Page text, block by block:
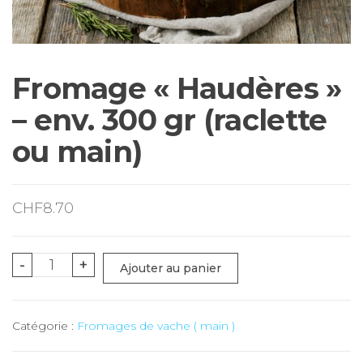
Fromage « Haudères »
– env. 300 gr (raclette
ou main)
CHF8.70
-
quantité
"Haudères"
+ Ajouter au panier
Catégorie : Fromages de vache ( main )